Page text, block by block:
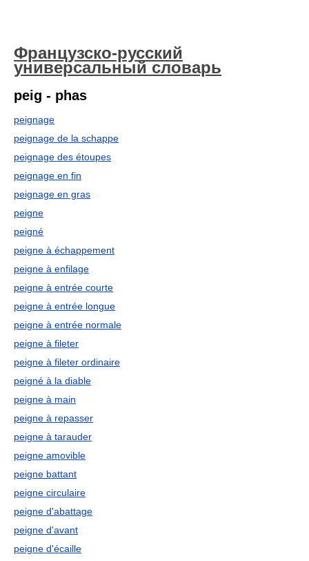
Французско-русский
универсальный словарь
peig - phas
peignage
peignage de la schappe
peignage des étoupes
peignage en fin
peignage en gras
peigne
peigné
peigne à échappement
peigne à enfilage
peigne à entrée courte
peigne à entrée longue
peigne à entrée normale
peigne à fileter
peigne à fileter ordinaire
peigné à la diable
peigne à main
peigne à repasser
peigne à tarauder
peigne amovible
peigne battant
peigne circulaire
peigne d'abattage
peigne d'avant
peigne d'écaille